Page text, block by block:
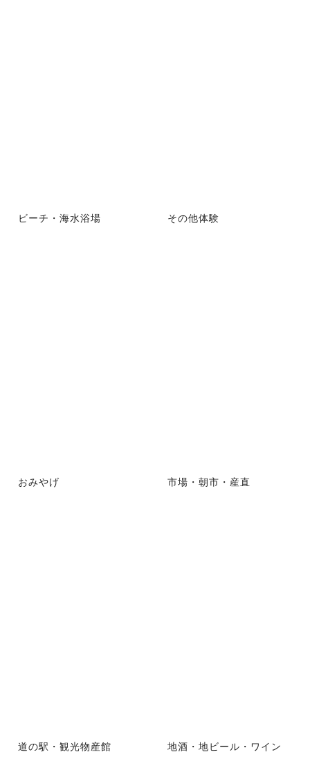
ビーチ・海水浴場 その他体験
おみやげ 市場・朝市・産直
道の駅・観光物産館 地酒・地ビール・ワイン